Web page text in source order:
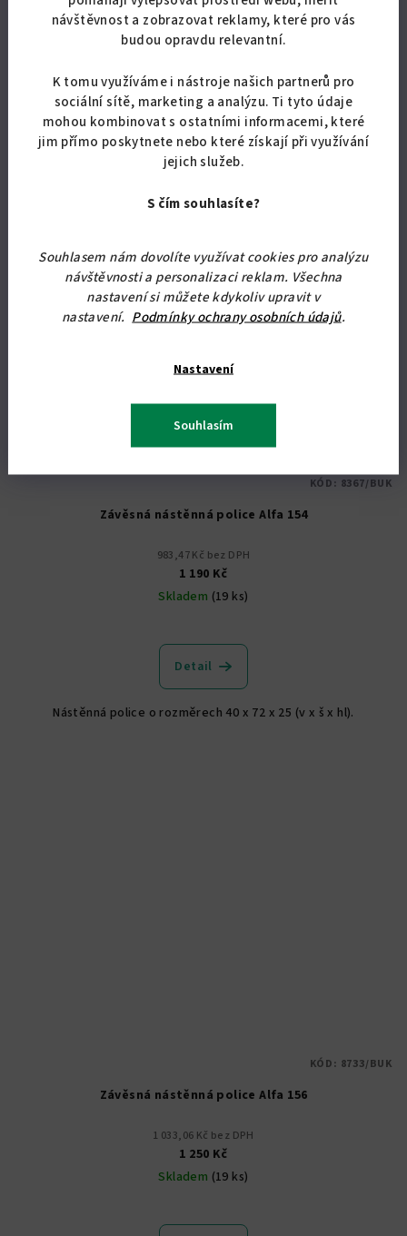
návštěvnost a zobrazovat reklamy, které pro vás
budou opravdu relevantní.
K tomu využíváme i nástroje našich partnerů pro
sociální sítě, marketing a analýzu. Ti tyto údaje
mohou kombinovat s ostatními informacemi, které
jim přímo poskytnete nebo které získají při využívání
jejich služeb.
S čím souhlasíte?
Souhlasem nám dovolíte využívat cookies pro analýzu
návštěvnosti a personalizaci reklam. Všechna
nastavení si můžete kdykoliv upravit v
nastavení. Podmínky ochrany osobních údajů.
Nastavení
Souhlasím
Skladem
Detail
Jednoduchá skříňka o rozměrech 60 x 80 x 25 cm (v x š x hl).
Závěsná nástěnná police Alfa 154
983,47 Kč bez DPH
1 190 Kč
Skladem (19 ks)
Detail
Nástěnná police o rozměrech 40 x 72 x 25 (v x š x hl).
KÓD: 8367/BUK
Závěsná nástěnná police Alfa 156
1 033,06 Kč bez DPH
1 250 Kč
Skladem (19 ks)
KÓD: 8733/BUK